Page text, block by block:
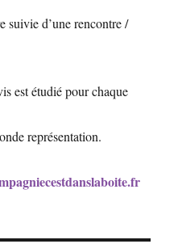
suivie d’une rencontre /
est étudié pour chaque
représentation.